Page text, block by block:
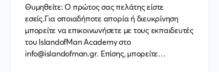
Θυμηθείτε: Ο πρώτος σας πελάτης είστε
εσείς.Για οποιαδήποτε απορία ή διευκρίνηση
μπορείτε να επικοινωνήσετε με τους εκπαιδευτές
του IslandofMan Academy στο
info@islandofman.gr. Επίσης, μπορείτε…